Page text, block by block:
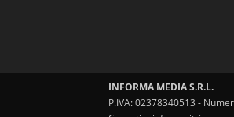
INFORMA MEDIA S.R.L.
P.IVA: 02378340513 -